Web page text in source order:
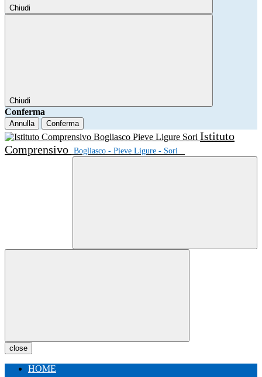
Chiudi
Chiudi
Conferma
Annulla Conferma
Istituto
Comprensivo Bogliasco - Pieve Ligure - Sori
close
HOME